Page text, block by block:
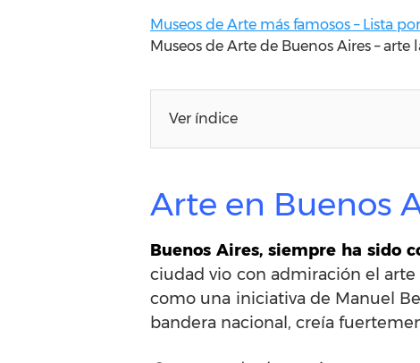
Museos de Arte más famosos – Lista
Museos de Arte de Buenos Aires –
Ver índice
Arte en Buenos
Buenos Aires, siempre ha sido
ciudad vio con admiración el
como una iniciativa de Manuel
bandera nacional, creía